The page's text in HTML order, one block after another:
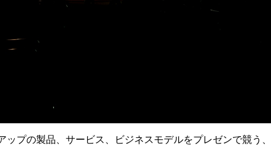
ップの製品、サービス、ビジネスモデルをプレゼンで競う、